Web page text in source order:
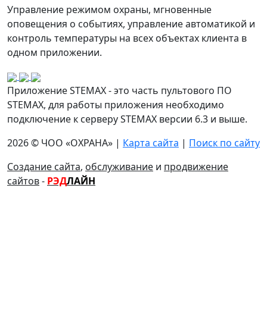
Управление режимом охраны, мгновенные
оповещения о событиях, управление автоматикой и
контроль температуры на всех объектах клиента в
одном приложении.
Приложение STEMAX - это часть пультового ПО
STEMAX, для работы приложения необходимо
подключение к серверу STEMAX версии 6.3 и выше.
2026 © ЧОО «ОХРАНА» | Карта сайта | Поиск по сайту
Создание сайта, обслуживание и продвижение
сайтов- РЭДЛАЙН